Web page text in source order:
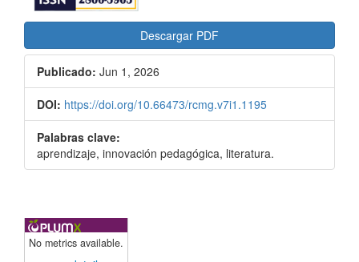
Descargar PDF
Publicado: Jun 1, 2026
DOI: https://doi.org/10.66473/rcmg.v7i1.1195
Palabras clave:
aprendizaje, innovación pedagógica, literatura.
No metrics available.